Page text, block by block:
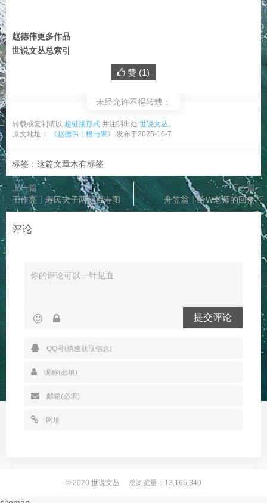
赵德伟更多作品
世说文丛总索引
赞 (1)
未经允许不得转载：
转载或复制请以 超链接形式 并注明出处 世说文丛。
原文地址：
《赵德伟丨根与果》 发布于2025-10-7
标签：这篇文章木有标签
上一篇
王作亮丨寿民夫子两刻百寿图
下一篇
舟笠翁丨给W老师的回复
评论
提交评论
© 2020 世说文丛 总浏览量：13,165,340